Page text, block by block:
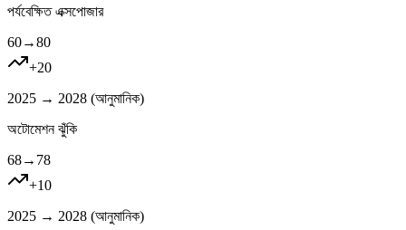
পর্যবেক্ষিত এক্সপোজার
60→80
+20
2025 → 2028 (আনুমানিক)
অটোমেশন ঝুঁকি
68→ 78
+10
2025 → 2028 (আনুমানিক)